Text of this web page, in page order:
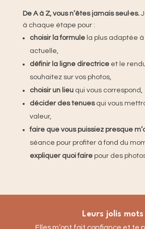
De A à Z, vous n’êtes jamais seul·es.
à chaque étape pour :
choisir la formule la plus adaptée
actuelle,
définir la ligne directrice et le
souhaitez sur vos photos,
choisir un lieu qui vous correspond,
décider des tenues qui vous
valeur,
faire que vous puissiez presque
séance pour profiter à fond du
expliquer quoi fairepour des
Leurs jolis mots